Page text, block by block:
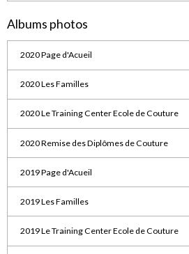
Albums photos
2020 Page d'Acueil
2020 Les Familles
2020 Le Training Center Ecole de Couture
2020 Remise des Diplômes de Couture
2019 Page d'Acueil
2019 Les Familles
2019 Le Training Center Ecole de Couture